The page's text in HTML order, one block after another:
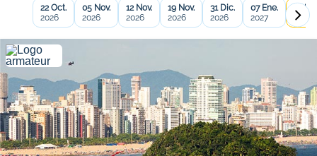
22 Oct.
2026
05 Nov.
2026
12 Nov.
2026
19 Nov.
2026
31 Dic.
2026
07 Ene.
2027
14
2027